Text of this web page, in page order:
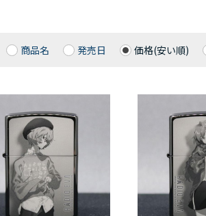
商品名 発売日 価格(安い順)